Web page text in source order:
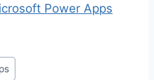
Power Apps